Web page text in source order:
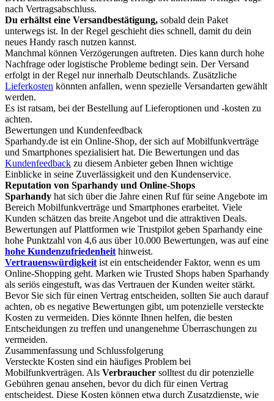
nach Vertragsabschluss.
Du erhältst eine Versandbestätigung, sobald dein Paket
unterwegs ist. In der Regel geschieht dies schnell, damit du dein
neues Handy rasch nutzen kannst.
Manchmal können Verzögerungen auftreten. Dies kann durch hohe
Nachfrage oder logistische Probleme bedingt sein. Der Versand
erfolgt in der Regel nur innerhalb Deutschlands. Zusätzliche
Lieferkosten könnten anfallen, wenn spezielle Versandarten gewählt
werden.
Es ist ratsam, bei der Bestellung auf Lieferoptionen und -kosten zu
achten.
Bewertungen und Kundenfeedback
Sparhandy.de ist ein Online-Shop, der sich auf Mobilfunkverträge
und Smartphones spezialisiert hat. Die Bewertungen und das
Kundenfeedback zu diesem Anbieter geben Ihnen wichtige
Einblicke in seine Zuverlässigkeit und den Kundenservice.
Reputation von Sparhandy und Online-Shops
Sparhandy hat sich über die Jahre einen Ruf für seine Angebote im
Bereich Mobilfunkverträge und Smartphones erarbeitet. Viele
Kunden schätzen das breite Angebot und die attraktiven Deals.
Bewertungen auf Plattformen wie Trustpilot geben Sparhandy eine
hohe Punktzahl von 4,6 aus über 10.000 Bewertungen, was auf eine
hohe Kundenzufriedenheit hinweist.
Vertrauenswürdigkeit ist ein entscheidender Faktor, wenn es um
Online-Shopping geht. Marken wie Trusted Shops haben Sparhandy
als seriös eingestuft, was das Vertrauen der Kunden weiter stärkt.
Bevor Sie sich für einen Vertrag entscheiden, sollten Sie auch darauf
achten, ob es negative Bewertungen gibt, um potenzielle versteckte
Kosten zu vermeiden. Dies könnte Ihnen helfen, die besten
Entscheidungen zu treffen und unangenehme Überraschungen zu
vermeiden.
Zusammenfassung und Schlussfolgerung
Versteckte Kosten sind ein häufiges Problem bei
Mobilfunkverträgen. Als Verbraucher solltest du dir potenzielle
Gebühren genau ansehen, bevor du dich für einen Vertrag
entscheidest. Diese Kosten können etwa durch Zusatzdienste, wie